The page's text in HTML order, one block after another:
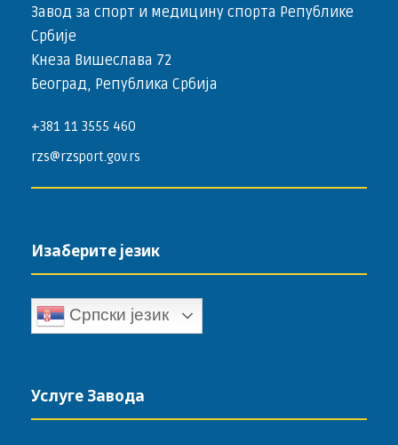
Завод за спорт и медицину спорта Републике
Србије
Кнеза Вишеслава 72
Београд, Република Србија
+381 11 3555 460
rzs@rzsport.gov.rs
Изаберите језик
Српски језик
Услуге Завода